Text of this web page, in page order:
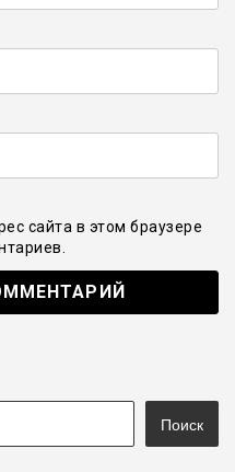
сайта в этом браузере
Поиск